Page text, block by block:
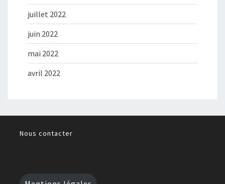
juillet 2022
juin 2022
mai 2022
avril 2022
Nous contacter